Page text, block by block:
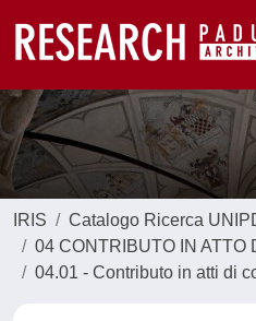
IRIS
Catalogo Ricerca
04 CONTRIBUTO IN ATTO
04.01 - Contributo in atti di